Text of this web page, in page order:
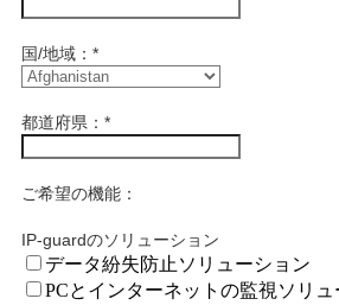
国/地域： *
都道府県： *
ご希望の機能：
IP-guardのソリューション
データ紛失防止ソリューション
PCとインターネットの監視ソリュ